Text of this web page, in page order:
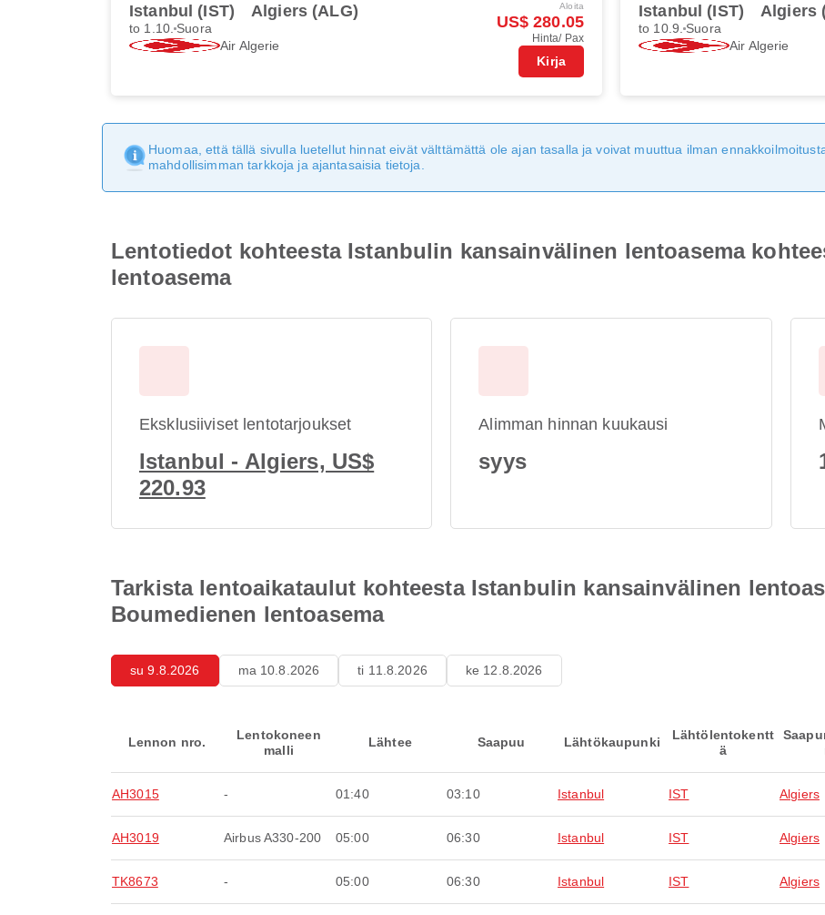
Istanbul (IST) Algiers (ALG)
to 1.10. Suora
Air Algerie
Aloita
US$ 280.05
Hinta/ Pax
Kirja
Istanbul (IST) Algiers
to 10.9. Suora
Air Algerie
Huomaa, että tällä sivulla luetellut hinnat eivät välttämättä ole ajan tasalla ja voivat muuttua ilman
mahdollisimman tarkkoja ja ajantasaisia tietoja.
Lentotiedot kohteesta Istanbulin kansainvälinen lentoasema
lentoasema
Eksklusiiviset lentotarjoukset
Istanbul - Algiers, US$
220.93
Alimman hinnan kuukausi
syys
Tarkista lentoaikataulut kohteesta Istanbulin kansainvälinen
Boumedienen lentoasema
su 9.8.2026 ma 10.8.2026 ti 11.8.2026 ke 12.8.2026
Lennon nro.
Lentokoneen
malli
Lähtee Saapuu Lähtökaupunki
Lähtölentokentt
ä
AH3015 - 01:40 03:10 Istanbul IST Algiers
AH3019 Airbus A330-200 05:00 06:30 Istanbul IST Algiers
TK8673 - 05:00 06:30 Istanbul IST Algiers